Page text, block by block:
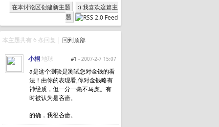
在本讨论区创建新主题
:) 我喜欢这篇主
题
本主题共有 6 条回复 | 回到顶部
#1 - 2007-2-7 15:07
小桐地球
a是这个测验是测试您对金钱的看
法！由你的表现看,你对金钱略有
神经质，但一分一毫不马虎。有
时被认为是吝啬。
的确，我很吝啬。